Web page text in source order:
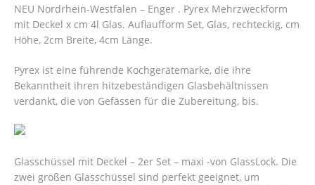
NEU Nordrhein-Westfalen – Enger . Pyrex Mehrzweckform
mit Deckel x cm 4l Glas. Auflaufform Set, Glas, rechteckig, cm
Höhe, 2cm Breite, 4cm Länge.
Pyrex ist eine führende Kochgerätemarke, die ihre
Bekanntheit ihren hitzebeständigen Glasbehältnissen
verdankt, die von Gefässen für die Zubereitung, bis.
Glasschüssel mit Deckel – 2er Set – maxi -von GlassLock. Die
zwei großen Glasschüssel sind perfekt geeignet, um